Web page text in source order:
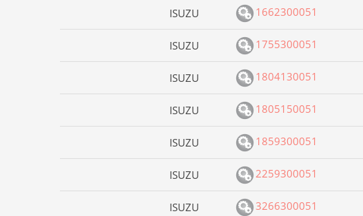
ISUZU 1662300051
ISUZU 1755300051
ISUZU 1804130051
ISUZU 1805150051
ISUZU 1859300051
ISUZU 2259300051
ISUZU 3266300051